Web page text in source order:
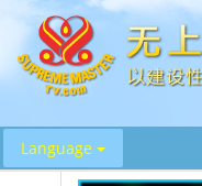
Language